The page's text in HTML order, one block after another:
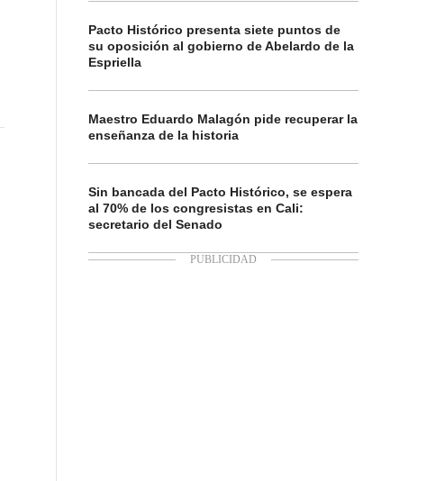
Pacto Histórico presenta siete puntos de
su oposición al gobierno de Abelardo de la
Espriella
Maestro Eduardo Malagón pide recuperar la
enseñanza de la historia
Sin bancada del Pacto Histórico, se espera
al 70% de los congresistas en Cali:
secretario del Senado